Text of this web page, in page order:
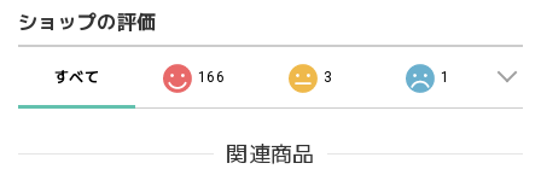
ショップの評価
すべて 166 3 1
関連商品